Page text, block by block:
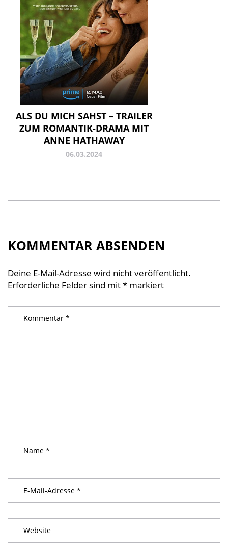
ALS DU MICH SAHST – TRAILER
ZUM ROMANTIK-DRAMA MIT
ANNE HATHAWAY
06.03.2024
KOMMENTAR ABSENDEN
Deine E-Mail-Adresse wird nicht veröffentlicht.
Erforderliche Felder sind mit* markiert